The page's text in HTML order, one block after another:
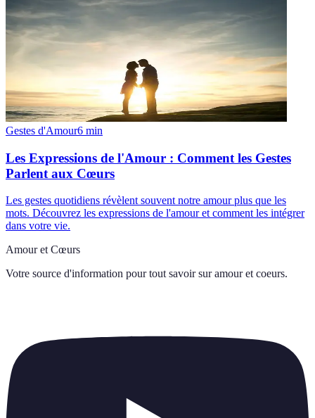
Gestes d'Amour6 min
Les Expressions de l'Amour : Comment les Gestes
Parlent aux Cœurs
Les gestes quotidiens révèlent souvent notre amour plus que les
mots. Découvrez les expressions de l'amour et comment les intégrer
dans votre vie.
Amour et Cœurs
Votre source d'information pour tout savoir sur amour et coeurs.